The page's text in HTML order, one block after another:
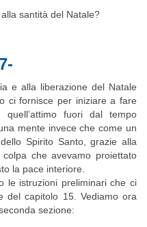
santità del Natale?
e alla liberazione del Natale
ci fornisce per iniziare a fare
quell’attimo fuori dal tempo
mente invece che come un
Spirito Santo, grazie alla
che avevamo proiettato
la pace interiore.
le istruzioni preliminari che ci
del capitolo 15. Vediamo ora
sezione: